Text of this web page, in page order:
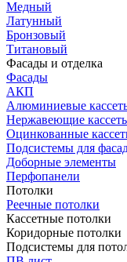
Медный
Латунный
Бронзовый
Титановый
Фасады и отделка
Фасады
АКП
Алюминиевые
Нержавеющие
Оцинкованные
Подсистемы для
Доборные элементы
Перфопанели
Потолки
Реечные потолки
Кассетные потолки
Коридорные потолки
Подсистемы для